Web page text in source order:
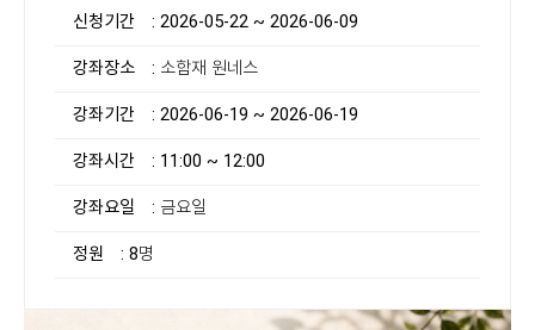
신청기간 : 2026-05-22 ~ 2026-06-09
강좌장소 : 소함재 원네스
강좌기간 : 2026-06-19 ~ 2026-06-19
강좌시간 : 11:00 ~ 12:00
강좌요일 : 금요일
정원 : 8명